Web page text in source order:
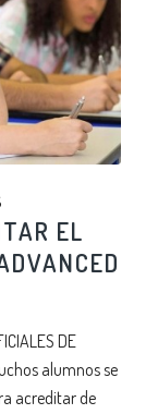
EL
DE
alumnos se
acreditar de